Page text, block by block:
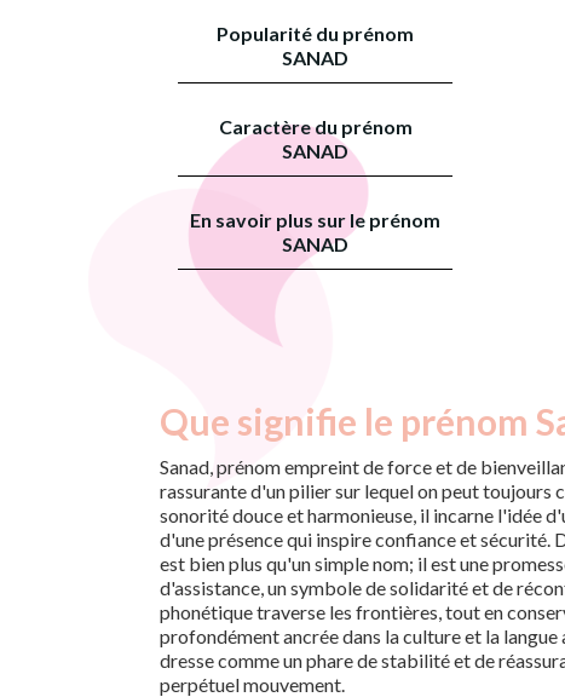
Popularité du prénom
SANAD
Caractère du prénom
SANAD
En savoir plus sur le prénom
SANAD
Que signifie le prénom
Sanad, prénom empreint de force et de
rassurante d'un pilier sur lequel on peut toujours
sonorité douce et harmonieuse, il incarne l'idée
d'une présence qui inspire confiance et sécurité.
est bien plus qu'un simple nom; il est une
d'assistance, un symbole de solidarité et de
phonétique traverse les frontières, tout en
profondément ancrée dans la culture et la langue
dresse comme un phare de stabilité et de
perpétuel mouvement.